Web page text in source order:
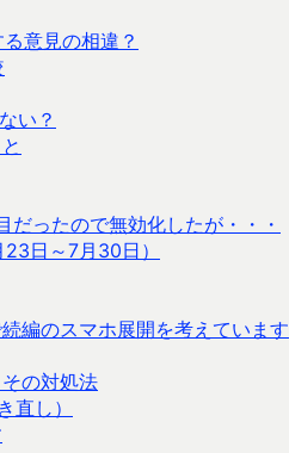
意見の相違？
い？
ったので無効化したが・・・
日～7月30日）
編のスマホ展開を考えています
の対処法
直し）